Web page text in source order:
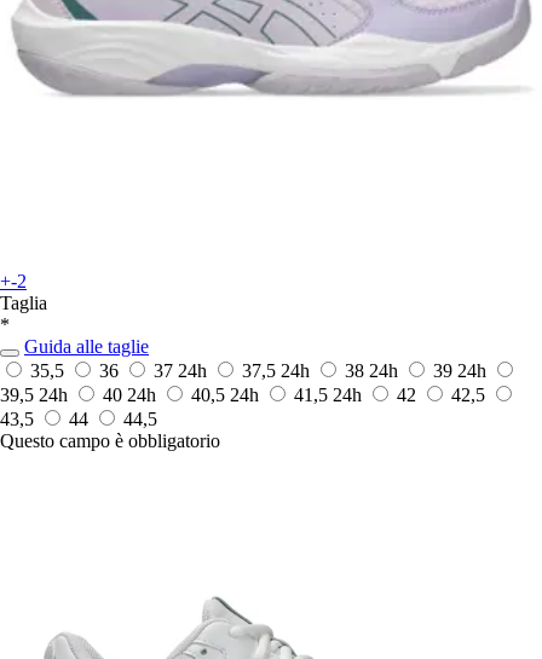
+-2
Taglia
*
Guida alle taglie
35,5
36 37 24h 37,5 24h 38 24h 39 24h
39,5 24h 40 24h 40,5 24h 41,5 24h 42
42,5
43,5
44
44,5
Questo campo è obbligatorio